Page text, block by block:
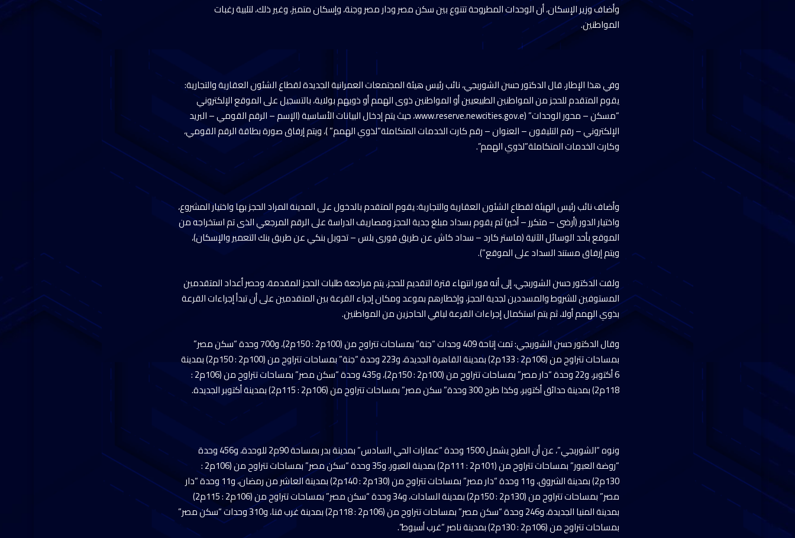
وأضاف وزير الإسكان، أن الوحدات المطروحة تتنوع بين سكن مصر ودار مصر وجنة، وإسكان متميز، وغير ذلك، لتلبية رغبات
المواطنين.
وفي هذا الإطار، قال الدكتور حسن الشوربجي، نائب رئيس هيئة المجتمعات العمرانية الجديدة لقطاع الشئون العقارية والتجارية:
يقوم المتقدم للحجز من المواطنين الطبيعيين أو المواطنين ذوى الهمم أو ذويهم بولاية، بالتسجيل على الموقع الإلكتروني
“مسكن – محور الوحدات” (www.reserve.newcities.gov.e، حيث يتم إدخال البيانات الأساسية (الإسم – الرقم القومي – البريد
الإلكتروني – رقم التليفون – العنوان – رقم كارت الخدمات المتكاملة”لذوي الهمم” )، ويتم إرفاق صورة بطاقة الرقم القومي،
وكارت الخدمات المتكاملة”لذوي الهمم”.
وأضاف نائب رئيس الهيئة لقطاع الشئون العقارية والتجارية: يقوم المتقدم بالدخول على المدينة المراد الحجز بها واختيار المشروع،
واختيار الدور (أرضى – متكرر – أخير) ثم يقوم بسداد مبلغ جدية الحجز ومصاريف الدراسة على الرقم المرجعي الذى تم استخراجه من
الموقع بأحد الوسائل الآتية (ماستر کارد – سداد كاش عن طريق فورى بلس – تحويل بنكي عن طريق بنك التعمير والإسكان)،
ويتم إرفاق مستند السداد على الموقع”).
ولفت الدكتور حسن الشوربجي، إلى أنه فور انتهاء فترة التقديم للحجز، يتم مراجعة طلبات الحجز المقدمة، وحصر أعداد المتقدمين
المستوفين للشروط والمسددين لجدية الحجز، وإخطارهم بموعد ومكان إجراء القرعة بين المتقدمين على أن تبدأ إجراءات القرعة
بذوي الهمم أولا، ثم يتم استكمال إجراءات القرعة لباقي الحاجزين من المواطنين.
وقال الدكتور حسن الشوربجي: تمت إتاحة 409 وحدات “جنة” بمساحات تتراوح من (100م2 : 150م2)، و700 وحدة “سكن مصر”
بمساحات تتراوح من (106م2 : 133م2) بمدينة القاهرة الجديدة، و223 وحدة “جنة” بمساحات تتراوح من (100م2 : 150م2) بمدينة
6 أكتوبر، و22 وحدة “دار مصر” بمساحات تتراوح من (100م2 : 150م2)، و435 وحدة “سكن مصر” بمساحات تتراوح من (106م2 :
118م2) بمدينة حدائق أكتوبر، وكذا طرح 300 وحدة” سكن مصر” بمساحات تتراوح من (106م2 : 115م2) بمدينة أكتوبر الجديدة.
ونوه “الشوربجي”، عن أن الطرح يشمل 1500 وحدة “عمارات الحي السادس” بمدينة بدر بمساحة 90م2 للوحدة، و456 وحدة
“روضة العبور” بمساحات تتراوح من (101م2 : 111م2) بمدينة العبور، و35 وحدة “سكن مصر” بمساحات تتراوح من (106م2 :
130م2) بمدينة الشروق، و11 وحدة “دار مصر” بمساحات تتراوح من (130م2 : 140م2) بمدينة العاشر من رمضان، و11 وحدة “دار
مصر” بمساحات تتراوح من (130م2 : 150م2) بمدينة السادات، و34 وحدة “سكن مصر” بمساحات تتراوح من (106م2 : 115م2)
بمدينة المنيا الجديدة، و246 وحدة “سكن مصر” بمساحات تتراوح من (106م2 : 118م2) بمدينة غرب قنا، و310 وحدات “سكن مصر”
بمساحات تتراوح من (106م2 : 130م2) بمدينة ناصر “غرب أسيوط”.